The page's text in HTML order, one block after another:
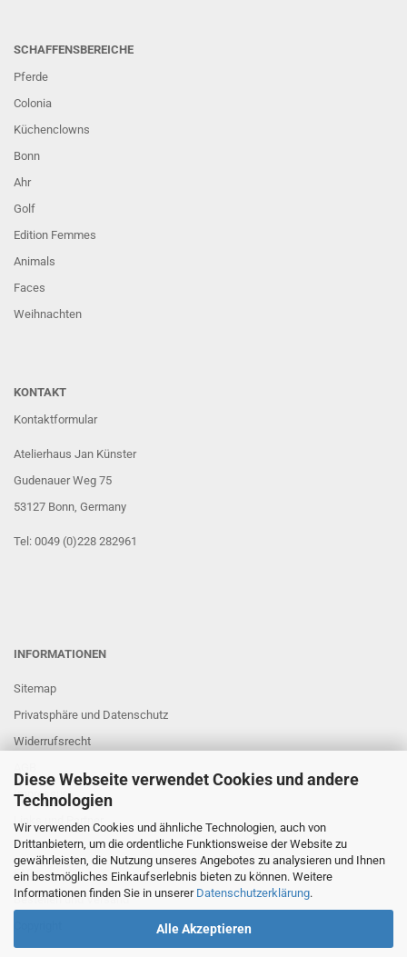
Diese Webseite verwendet Cookies und andere
Technologien
Wir verwenden Cookies und ähnliche Technologien, auch von
Drittanbietern, um die ordentliche Funktionsweise der Website zu
gewährleisten, die Nutzung unseres Angebotes zu analysieren und Ihnen
ein bestmögliches Einkaufserlebnis bieten zu können. Weitere
Informationen finden Sie in unserer Datenschutzerklärung.
Alle Akzeptieren
SCHAFFENSBEREICHE
Pferde
Colonia
Küchenclowns
Bonn
Ahr
Golf
Edition Femmes
Animals
Faces
Weihnachten
KONTAKT
Kontaktformular
Atelierhaus Jan Künster
Gudenauer Weg 75
53127 Bonn, Germany
Tel: 0049 (0)228 282961
INFORMATIONEN
Sitemap
Privatsphäre und Datenschutz
Widerrufsrecht
Impressum
Links und Partner
FAQ
Bestellen und Versand